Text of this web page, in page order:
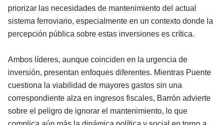
priorizar las necesidades de mantenimiento del actual
sistema ferroviario, especialmente en un contexto donde la
percepción pública sobre estas inversiones es crítica.
Ambos líderes, aunque coinciden en la urgencia de
inversión, presentan enfoques diferentes. Mientras Puente
cuestiona la viabilidad de mayores gastos sin una
correspondiente alza en ingresos fiscales, Barrón advierte
sobre el peligro de ignorar el mantenimiento, lo que